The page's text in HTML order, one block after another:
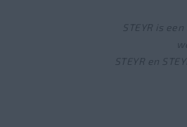
STEYR is
STEYR en